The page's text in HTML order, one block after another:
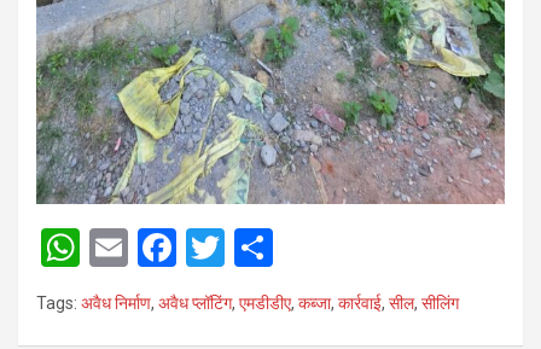
W
h
at
E
m
ail
F
a
ce
T
wi
tt
h
ar
Tags: अवैध निर्माण, अवैध प्लॉटिंग, एमडीडीए, कब्जा, कार्रवाई, सील, सीलिंग